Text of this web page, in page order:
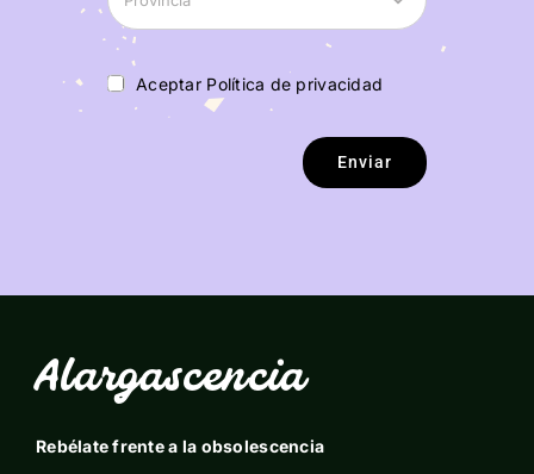
Aceptar Política de privacidad
Enviar
Alargascencia
Rebélate frente a la obsolescencia